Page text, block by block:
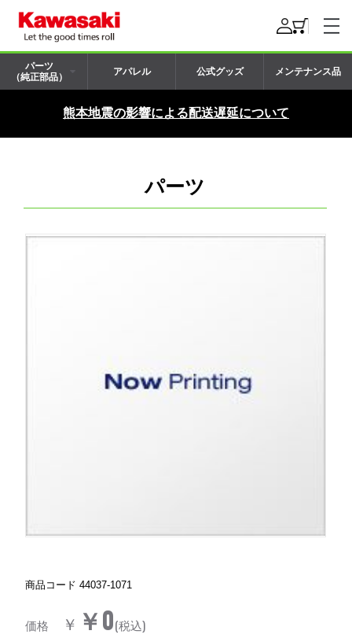
パーツ
（純正部品）
アパレル 公式グッズ メンテナンス品
熊本地震の影響による配送遅延について
パーツ
商品コード 44037-1071
価格 ￥ ￥0(税込)